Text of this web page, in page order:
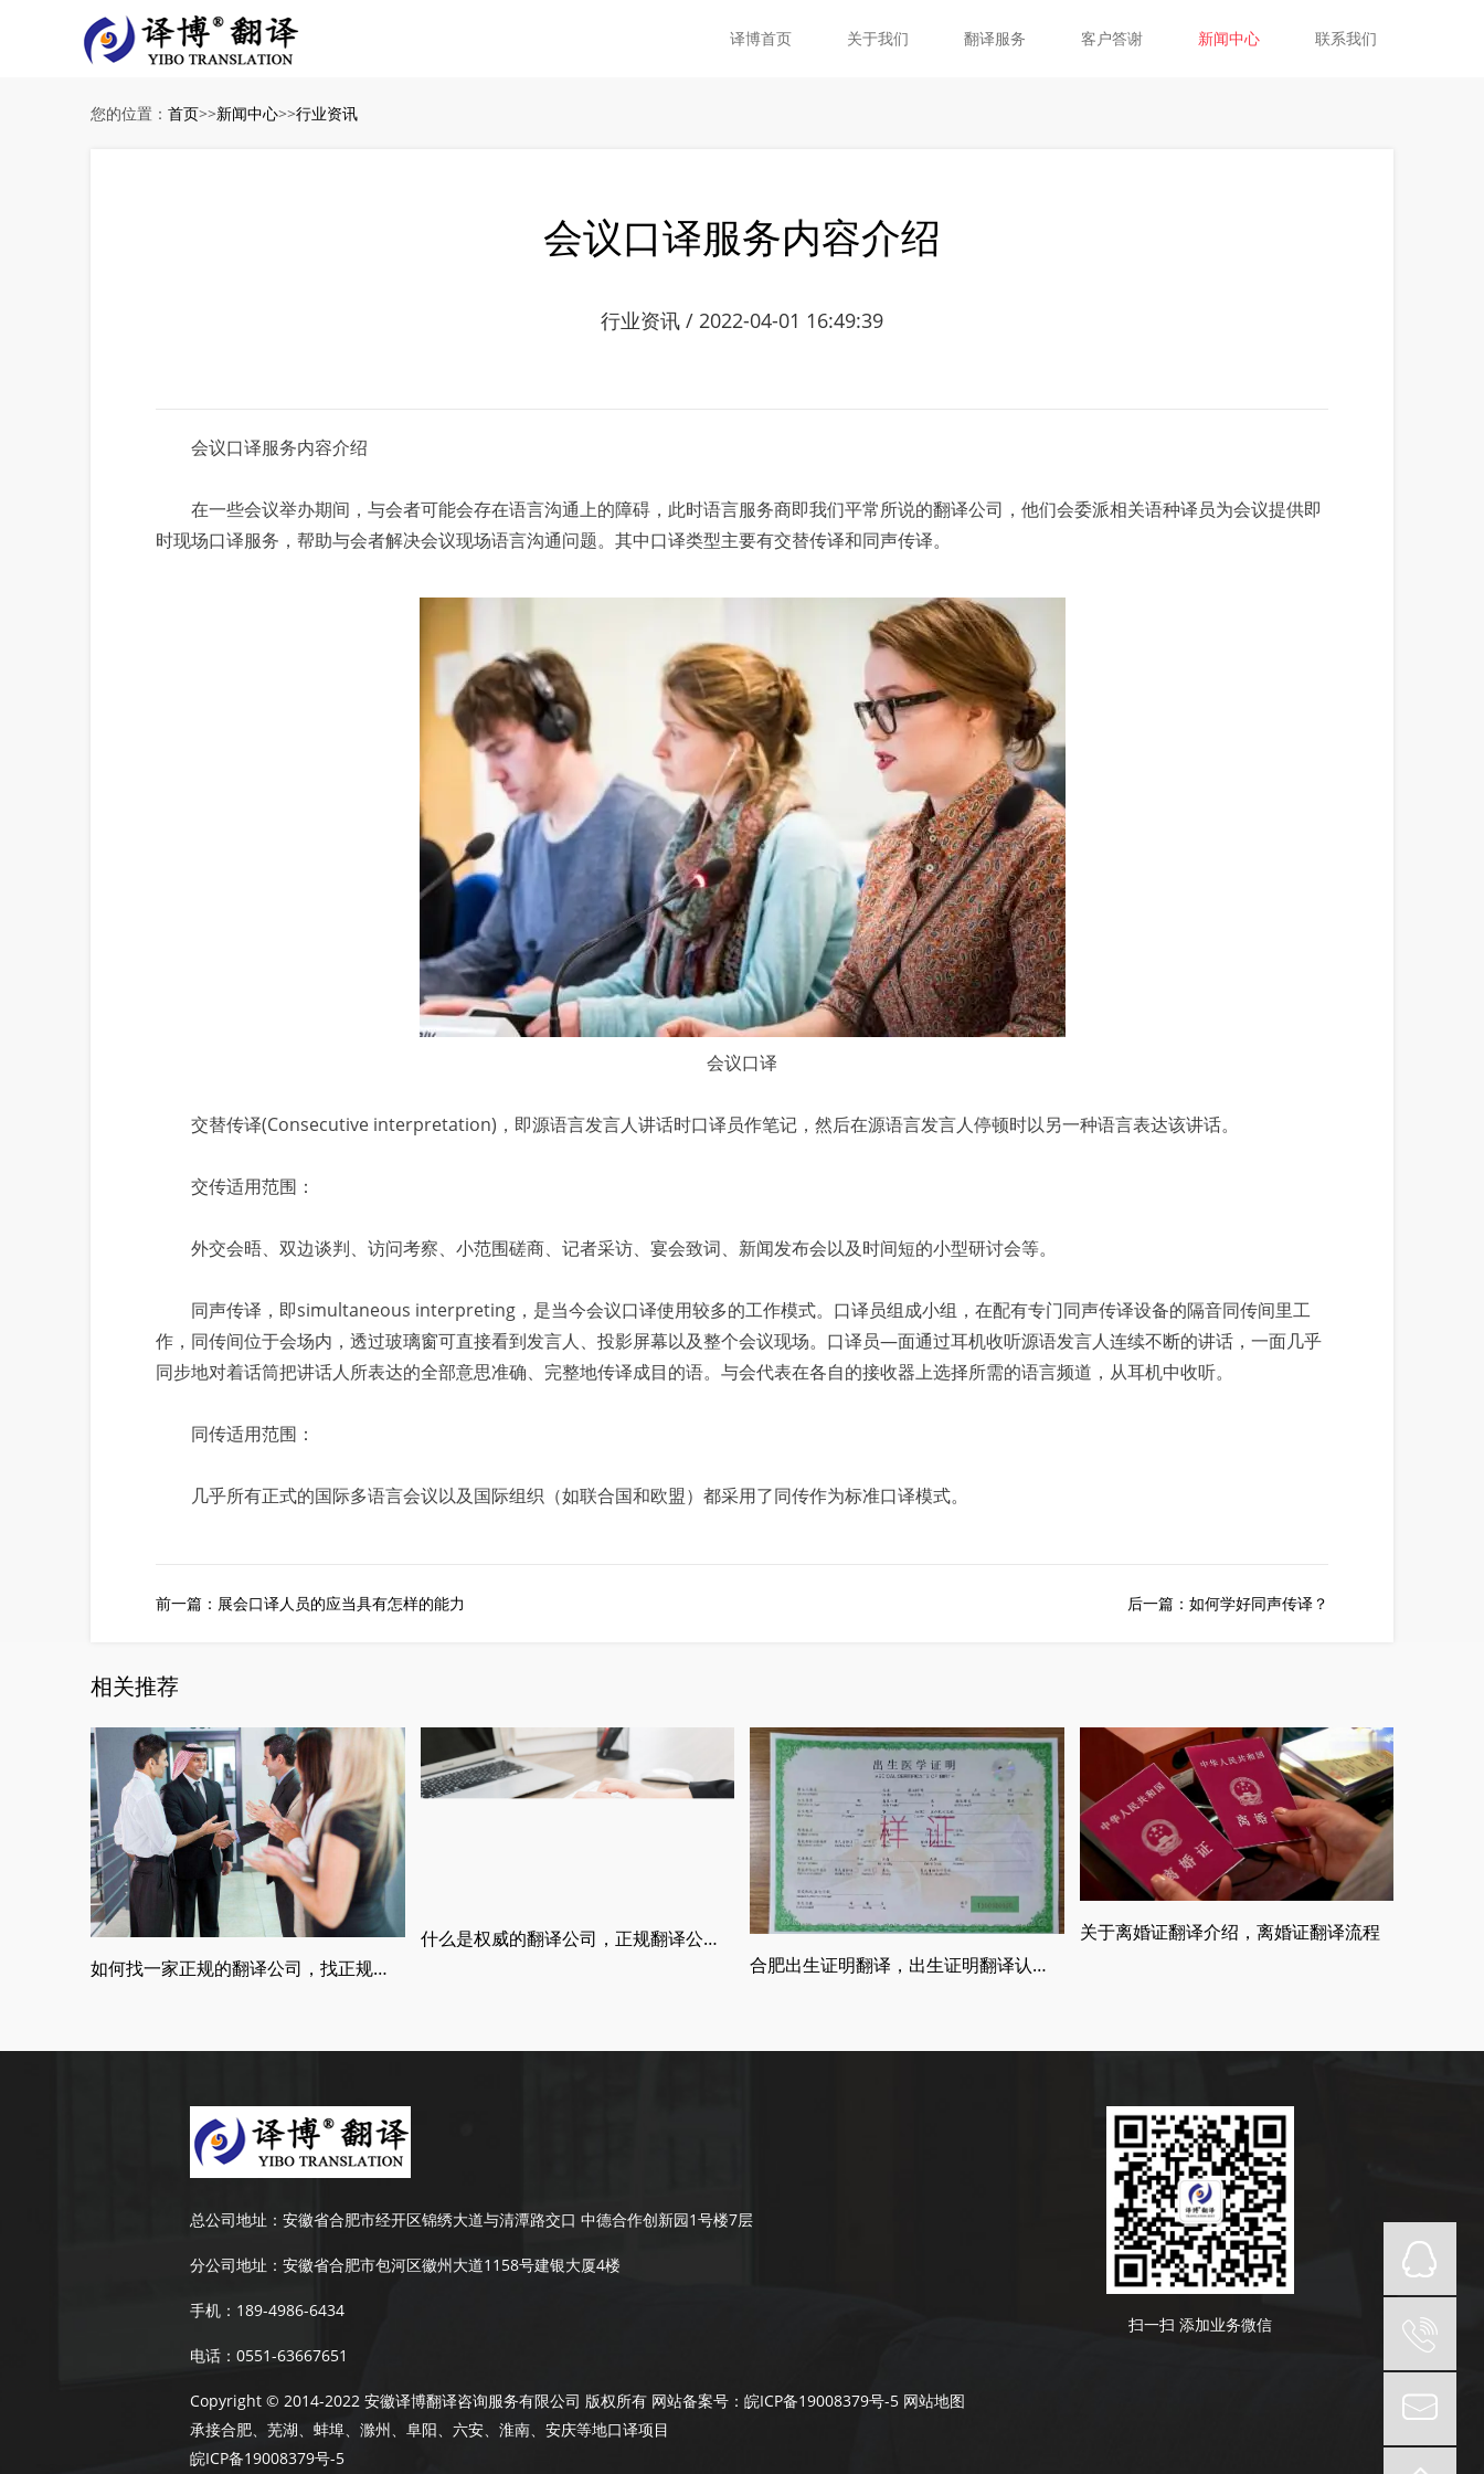
译博首页 关于我们 翻译服务 客户答谢 新闻中心 联系我们
您的位置： 首页>>新闻中心>>行业资讯
会议口译服务内容介绍
行业资讯 / 2022-04-01 16:49:39
会议口译服务内容介绍
在一些会议举办期间，与会者可能会存在语言沟通上的障碍，此时语言服务商即我们平常所说的翻译公司，他们会委派相关语种译员为会议提供即
时现场口译服务，帮助与会者解决会议现场语言沟通问题。其中口译类型主要有交替传译和同声传译。
会议口译
交替传译(Consecutive interpretation)，即源语言发言人讲话时口译员作笔记，然后在源语言发言人停顿时以另一种语言表达该讲话。
交传适用范围：
外交会晤、双边谈判、访问考察、小范围磋商、记者采访、宴会致词、新闻发布会以及时间短的小型研讨会等。
同声传译，即simultaneous interpreting，是当今会议口译使用较多的工作模式。口译员组成小组，在配有专门同声传译设备的隔音同传间里工
作，同传间位于会场内，透过玻璃窗可直接看到发言人、投影屏幕以及整个会议现场。口译员—面通过耳机收听源语发言人连续不断的讲话，一面几乎
同步地对着话筒把讲话人所表达的全部意思准确、完整地传译成目的语。与会代表在各自的接收器上选择所需的语言频道，从耳机中收听。
同传适用范围：
几乎所有正式的国际多语言会议以及国际组织（如联合国和欧盟）都采用了同传作为标准口译模式。
前一篇： 展会口译人员的应当具有怎样的能力 后一篇： 如何学好同声传译？
相关推荐
如何找一家正规的翻译公司，找正规翻译公司有哪些要求
什么是权威的翻译公司，正规翻译公司介绍
合肥出生证明翻译，出生证明翻译认证流程
关于离婚证翻译介绍，离婚证翻译流程
扫一扫 添加业务微信
总公司地址： 安徽省合肥市经开区锦绣大道与清潭路交口 中德合作创新园1号楼7层
分公司地址： 安徽省合肥市包河区徽州大道1158号建银大厦4楼
手机： 189-4986-6434
电话： 0551-63667651
Copyright © 2014-2022 安徽译博翻译咨询服务有限公司 版权所有 网站备案号： 皖ICP备19008379号-5 网站地图
承接合肥、芜湖、蚌埠、滁州、阜阳、六安、淮南、安庆等地口译项目
皖ICP备19008379号-5